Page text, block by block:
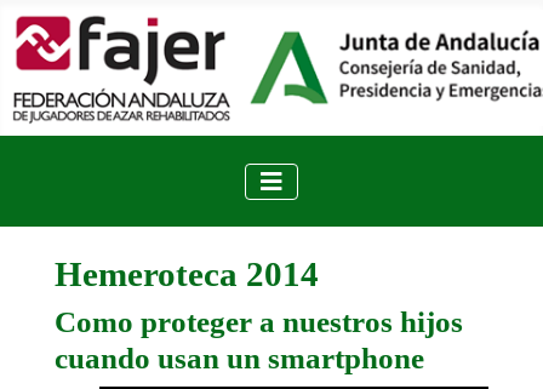
Hemeroteca 2014
Como proteger a nuestros hijos
cuando usan un smartphone